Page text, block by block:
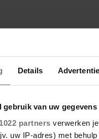
Details
gebruik van uw gegevens
partners verwerken
uw IP-adres) met behulp